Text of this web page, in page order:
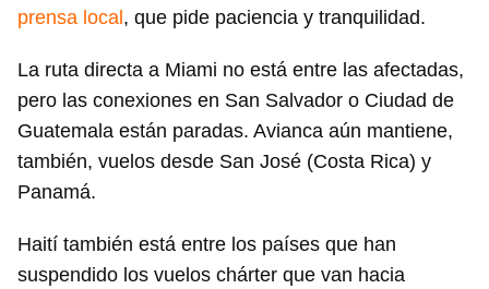
prensa local , que pide paciencia y tranquilidad.
La ruta directa a Miami no está entre las afectadas,
pero las conexiones en San Salvador o Ciudad de
Guatemala están paradas. Avianca aún mantiene,
también, vuelos desde San José (Costa Rica) y
Panamá.
Haití también está entre los países que han
suspendido los vuelos chárter que van hacia